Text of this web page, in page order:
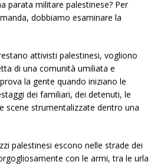
parata militare palestinese? Per
dobbiamo esaminare la
attivisti palestinesi, vogliono
di una comunità umiliata e
la gente quando iniziano le
dei familiari, dei detenuti, le
scene strumentalizzate dentro una
palestinesi escono nelle strade dei
con le armi, tra le urla